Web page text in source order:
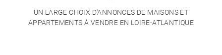
UN LARGE CHOIX D'ANNONCES DE MAISONS ET
APPARTEMENTS À VENDRE EN LOIRE-ATLANTIQUE